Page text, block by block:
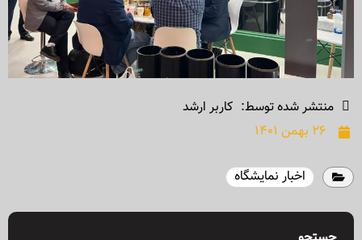
منتشر شده توسط: کاربر ارشد
۲۶ بهمن ۱۴۰۱
اخبار نمایشگاه